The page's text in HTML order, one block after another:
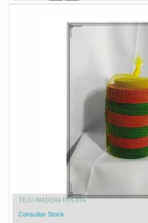
TEJO MADERA P/PLAYA
Consultar Stock